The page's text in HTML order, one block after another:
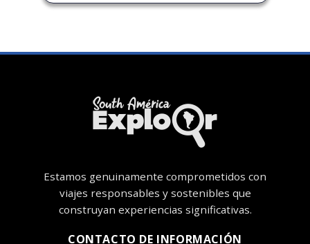
Estamos genuinamente comprometidos con
viajes responsables y sostenibles que
construyan experiencias significativas.
CONTACTO DE INFORMACIÓN